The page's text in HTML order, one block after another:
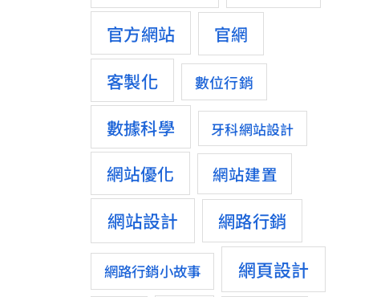
官方網站 官網
客製化 數位行銷
數據科學 牙科網站設計
網站優化 網站建置
網站設計 網路行銷
網路行銷小故事 網頁設計